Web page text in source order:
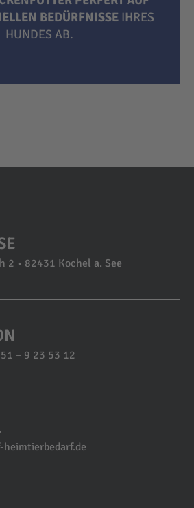
BEDÜRFNISSE IHRES
HUNDES AB.
2 • 82431 Kochel a. See
– 9 23 53 12